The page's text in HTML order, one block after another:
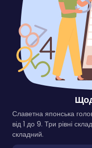
Славетна японська
від 1 до 9. Три рівні
складний.